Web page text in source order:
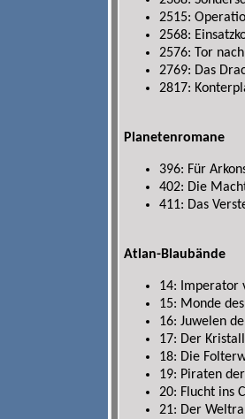
2515:
2568:
2576: Tor
2769: Das
2817:
Planetenromane
396: Für
402: Die
411: Das
Atlan-Blaubände
14: Imperator
15: Monde
16: Juwelen
17: Der
18: Die
19: Piraten
20: Flucht ins
21: Der